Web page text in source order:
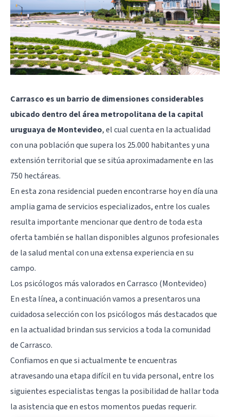
Carrasco es un barrio de dimensiones considerables
ubicado dentro del área metropolitana de la capital
uruguaya de Montevideo, el cual cuenta en la actualidad
con una población que supera los 25.000 habitantes y una
extensión territorial que se sitúa aproximadamente en las
750 hectáreas.
En esta zona residencial pueden encontrarse hoy en día una
amplia gama de servicios especializados, entre los cuales
resulta importante mencionar que dentro de toda esta
oferta también se hallan disponibles algunos profesionales
de la salud mental con una extensa experiencia en su
campo.
Los psicólogos más valorados en Carrasco (Montevideo)
En esta línea, a continuación vamos a presentaros una
cuidadosa selección con los psicólogos más destacados que
en la actualidad brindan sus servicios a toda la comunidad
de Carrasco.
Confiamos en que si actualmente te encuentras
atravesando una etapa difícil en tu vida personal, entre los
siguientes especialistas tengas la posibilidad de hallar toda
la asistencia que en estos momentos puedas requerir.